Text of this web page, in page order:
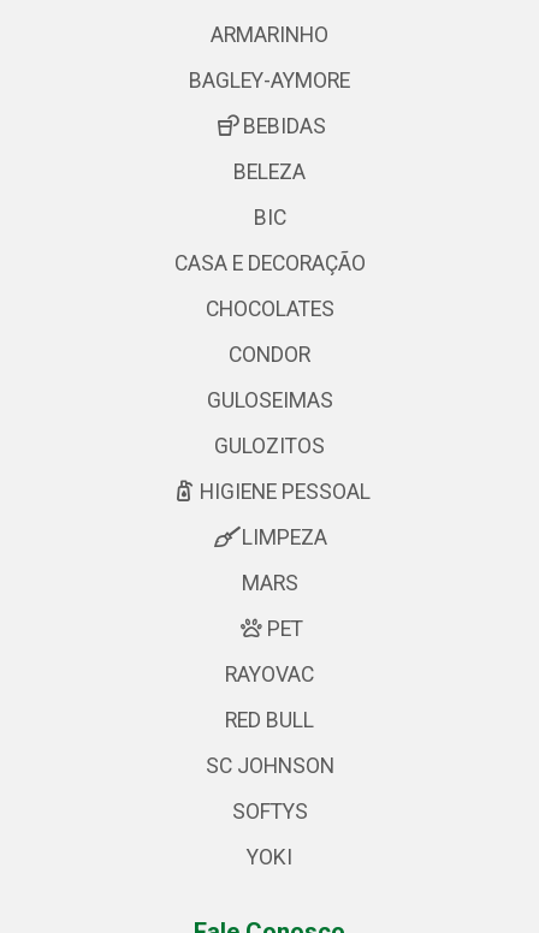
ARMARINHO
BAGLEY-AYMORE
BEBIDAS
BELEZA
BIC
CASA E DECORAÇÃO
CHOCOLATES
CONDOR
GULOSEIMAS
GULOZITOS
HIGIENE PESSOAL
LIMPEZA
MARS
PET
RAYOVAC
RED BULL
SC JOHNSON
SOFTYS
YOKI